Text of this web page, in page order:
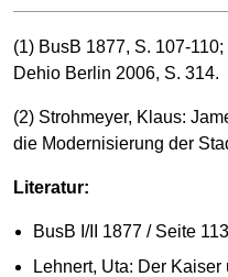
(1) BusB 1877, S. 107-
Dehio Berlin 2006, S. 314.
(2) Strohmeyer, Klaus:
die Modernisierung der
Literatur:
BusB I/II 1877 / Seite 113
Lehnert, Uta: Der